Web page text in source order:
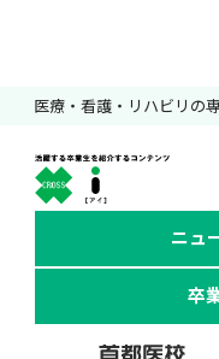
医療・看護・リハビリの
ニュ
卒